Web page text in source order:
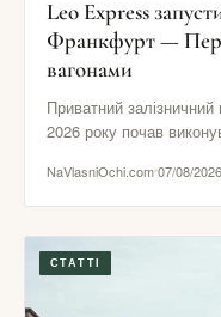
Leo Express
Франкфурт —
вагонами
Приватний
2026 року почав
NaVlasniOchi.com07/08/2026
СТАТТІ